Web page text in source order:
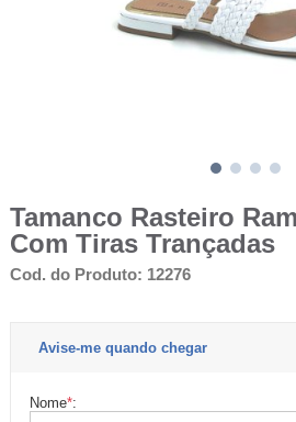
Tamanco Rasteiro
Com Tiras Trançadas
Cod. do Produto: 12276
Avise-me quando chegar
Nome*: